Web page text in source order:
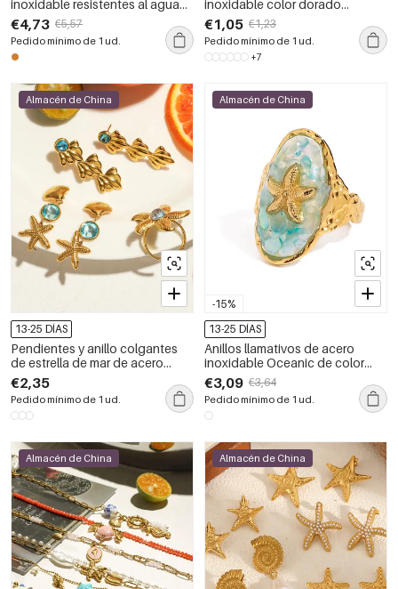
inoxidable resistentes al agua
con diseño de estrella de mar
de la serie Ocean
€4,73 €5,57
Pedido mínimo de 1 ud.
inoxidable color dorado
resistente al agua para hacer
uno mismo.
€1,05 €1,23
Pedido mínimo de 1 ud.
+7
Almacén de China
13-25 DÍAS
Pendientes y anillo colgantes
de estrella de mar de acero
inoxidable, color dorado,
resistentes al agua
€2,35
Pedido mínimo de 1 ud.
-15%
Almacén de China
13-25 DÍAS
Anillos llamativos de acero
inoxidable Oceanic de color
dorado, resistentes al agua
€3,09 €3,64
Pedido mínimo de 1 ud.
Almacén de China Almacén de China